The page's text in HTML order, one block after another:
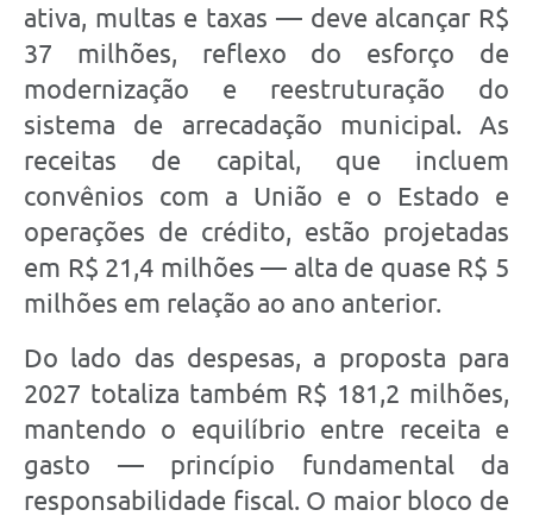
ativa, multas e taxas — deve alcançar R$
37 milhões, reflexo do esforço de
modernização e reestruturação do
sistema de arrecadação municipal. As
receitas de capital, que incluem
convênios com a União e o Estado e
operações de crédito, estão projetadas
em R$ 21,4 milhões — alta de quase R$ 5
milhões em relação ao ano anterior.
Do lado das despesas, a proposta para
2027 totaliza também R$ 181,2 milhões,
mantendo o equilíbrio entre receita e
gasto — princípio fundamental da
responsabilidade fiscal. O maior bloco de